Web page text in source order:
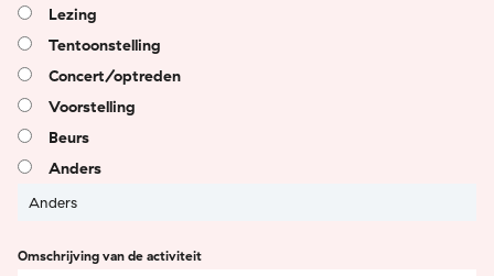
Lezing
Tentoonstelling
Concert/optreden
Voorstelling
Beurs
Anders
Omschrijving van de activiteit